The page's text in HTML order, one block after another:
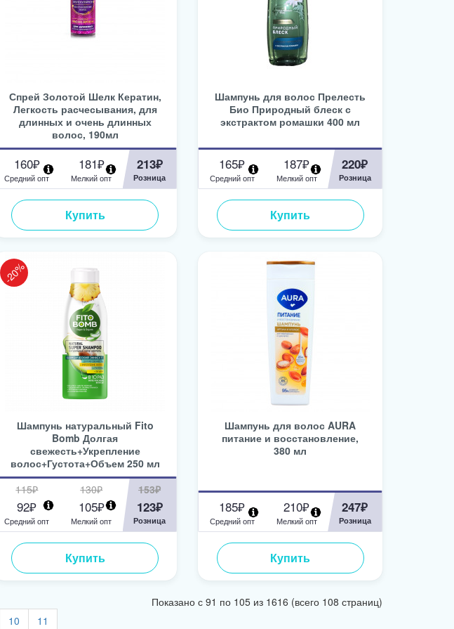
Спрей Золотой Шелк Кератин,
Легкость расчесывания, для
длинных и очень длинных
волос, 190мл
160₽
Средний опт
181₽
Мелкий опт
213₽
Розница
Купить
Шампунь для волос Прелесть
Био Природный блеск с
экстрактом ромашки 400 мл
165₽
Средний опт
187₽
Мелкий опт
220₽
Розница
Купить
-20%
Шампунь натуральный Fito
Bomb Долгая
свежесть+Укрепление
волос+Густота+Объем 250 мл
115₽
92₽
Средний опт
130₽
105₽
Мелкий опт
153₽
123₽
Розница
Купить
Шампунь для волос AURA
питание и восстановление,
380 мл
185₽
Средний опт
210₽
Мелкий опт
247₽
Розница
Купить
10 11
Показано с 91 по 105 из 1616 (всего 108 страниц)